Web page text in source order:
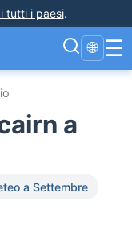
tutti i paesi.
🌐 ☰
a
a Settembre